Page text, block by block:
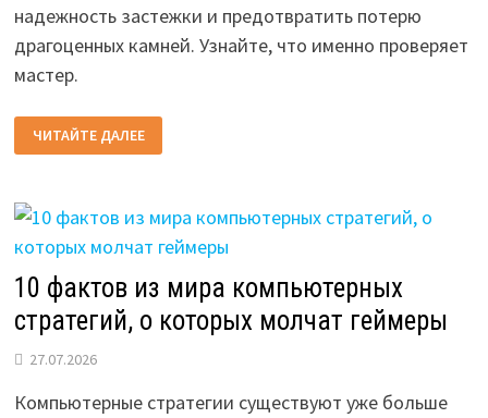
надежность застежки и предотвратить потерю
драгоценных камней. Узнайте, что именно проверяет
мастер.
ЕЖЕГОДНЫЙ
ОСМОТР
СЕРЁГ
ОН
НУЖЕН
И
ЧТО
ПРОВЕРЯЮТ
ЧИТАЙТЕ ДАЛЕЕ
10 фактов из мира компьютерных
стратегий, о которых молчат геймеры
27.07.2026
Компьютерные стратегии существуют уже больше